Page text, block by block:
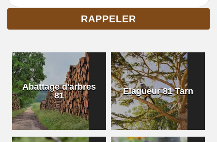
Abattage d'arbres
81
Elagueur 81 Tarn